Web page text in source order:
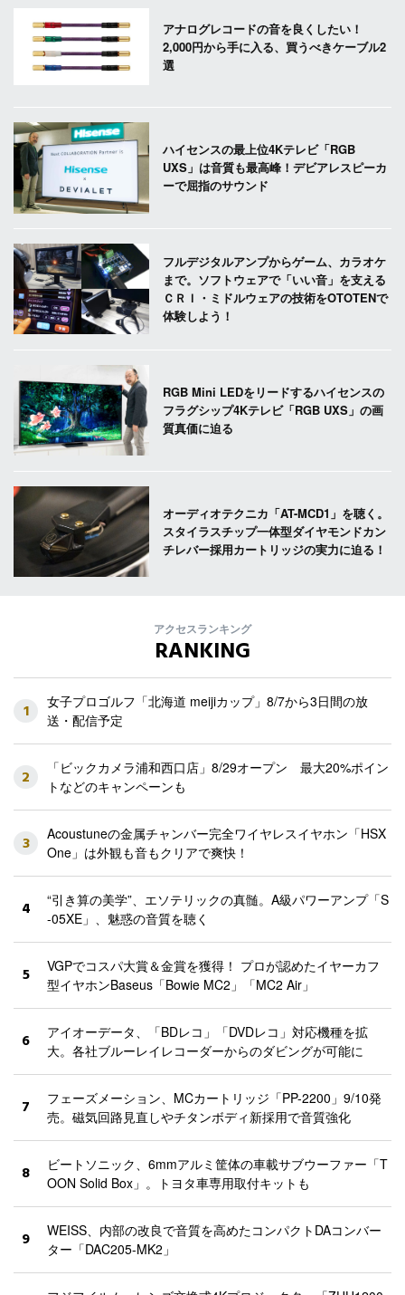
アナログレコードの音を良くしたい！
2,000円から手に入る、買うべきケーブル2
選
ハイセンスの最上位4Kテレビ「RGB
UXS」は音質も最高峰！デビアレスピーカ
ーで屈指のサウンド
フルデジタルアンプからゲーム、カラオケ
まで。ソフトウェアで「いい音」を支える
ＣＲＩ・ミドルウェアの技術をOTOTENで
体験しよう！
RGB Mini LEDをリードするハイセンスの
フラグシップ4Kテレビ「RGB UXS」の画
質真価に迫る
オーディオテクニカ「AT-MCD1」を聴く。
スタイラスチップ一体型ダイヤモンドカン
チレバー採用カートリッジの実力に迫る！
アクセスランキング
RANKING
1
女子プロゴルフ「北海道 meijiカップ」8/7から3日間の放
送・配信予定
2
「ビックカメラ浦和西口店」8/29オープン 最大20%ポイン
トなどのキャンペーンも
3
Acoustuneの金属チャンバー完全ワイヤレスイヤホン「HSX
One」は外観も音もクリアで爽快！
4
“引き算の美学”、エソテリックの真髄。A級パワーアンプ「S
-05XE」、魅惑の音質を聴く
5
VGPでコスパ大賞＆金賞を獲得！ プロが認めたイヤーカフ
型イヤホンBaseus「Bowie MC2」「MC2 Air」
6
アイオーデータ、「BDレコ」「DVDレコ」対応機種を拡
大。各社ブルーレイレコーダーからのダビングが可能に
7
フェーズメーション、MCカートリッジ「PP-2200」9/10発
売。磁気回路見直しやチタンボディ新採用で音質強化
8
ビートソニック、6mmアルミ筐体の車載サブウーファー「T
OON Solid Box」。トヨタ車専用取付キットも
9
WEISS、内部の改良で音質を高めたコンパクトDAコンバー
ター「DAC205-MK2」